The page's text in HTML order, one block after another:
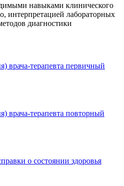
навыками клинического
интерпретацией лабораторных
диагностики
врача-терапевта первичный
врача-терапевта повторный
о состоянии здоровья